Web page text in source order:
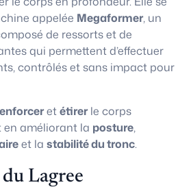
appelée Megaformer, un
de ressorts et de
qui permettent d’effectuer
contrôlés et sans impact pour
etétirerle corps
améliorant la posture,
et la stabilité du tronc.
Lagree